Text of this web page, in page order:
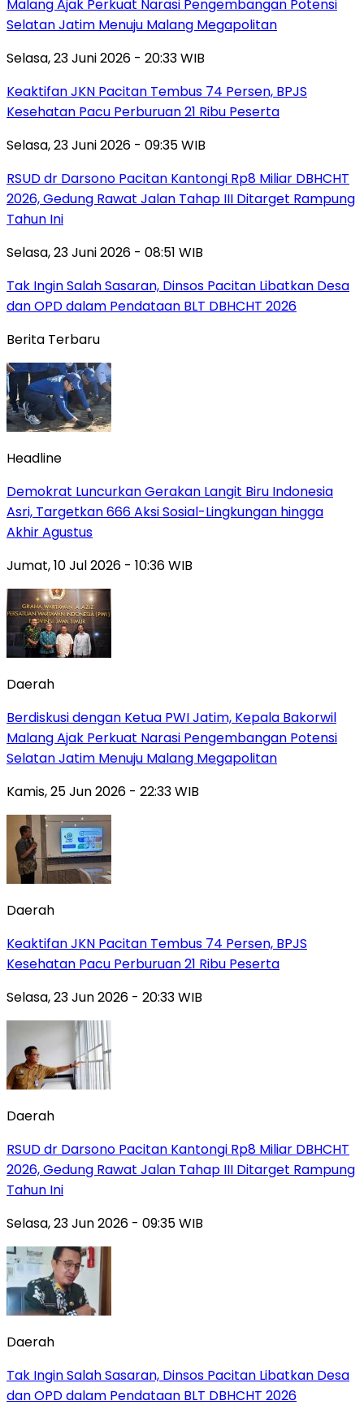
Malang Ajak Perkuat Narasi Pengembangan Potensi
Selatan Jatim Menuju Malang Megapolitan
Selasa, 23 Juni 2026 - 20:33 WIB
Keaktifan JKN Pacitan Tembus 74 Persen, BPJS
Kesehatan Pacu Perburuan 21 Ribu Peserta
Selasa, 23 Juni 2026 - 09:35 WIB
RSUD dr Darsono Pacitan Kantongi Rp8 Miliar DBHCHT
2026, Gedung Rawat Jalan Tahap III Ditarget Rampung
Tahun Ini
Selasa, 23 Juni 2026 - 08:51 WIB
Tak Ingin Salah Sasaran, Dinsos Pacitan Libatkan Desa
dan OPD dalam Pendataan BLT DBHCHT 2026
Berita Terbaru
Headline
Demokrat Luncurkan Gerakan Langit Biru Indonesia
Asri, Targetkan 666 Aksi Sosial-Lingkungan hingga
Akhir Agustus
Jumat, 10 Jul 2026 - 10:36 WIB
Daerah
Berdiskusi dengan Ketua PWI Jatim, Kepala Bakorwil
Malang Ajak Perkuat Narasi Pengembangan Potensi
Selatan Jatim Menuju Malang Megapolitan
Kamis, 25 Jun 2026 - 22:33 WIB
Daerah
Keaktifan JKN Pacitan Tembus 74 Persen, BPJS
Kesehatan Pacu Perburuan 21 Ribu Peserta
Selasa, 23 Jun 2026 - 20:33 WIB
Daerah
RSUD dr Darsono Pacitan Kantongi Rp8 Miliar DBHCHT
2026, Gedung Rawat Jalan Tahap III Ditarget Rampung
Tahun Ini
Selasa, 23 Jun 2026 - 09:35 WIB
Daerah
Tak Ingin Salah Sasaran, Dinsos Pacitan Libatkan Desa
dan OPD dalam Pendataan BLT DBHCHT 2026